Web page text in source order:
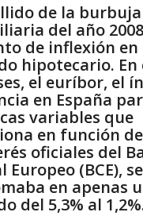
de la burbuja
del año
de inflexión en
hipotecario.
el euríbor, el
en España
variables que
en función
oficiales del
Europeo (BCE), se
en apenas
del 5,3% al